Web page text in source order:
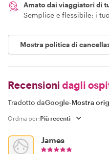
Amato dai viaggiatori di
Semplice e flessibile: i
Mostra politica di
Recensioni dagli
Tradotto daGoogle-Mostra
Ordina per:
James